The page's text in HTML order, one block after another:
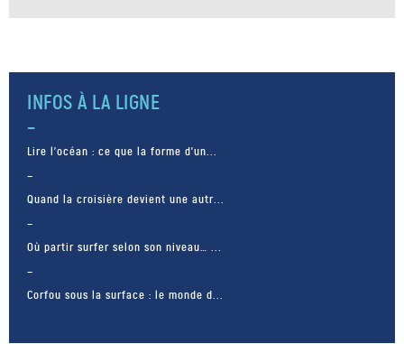
INFOS À LA LIGNE
Lire l’océan : ce que la forme d’un...
Quand la croisière devient une autr...
Où partir surfer selon son niveau… ...
Corfou sous la surface : le monde d...